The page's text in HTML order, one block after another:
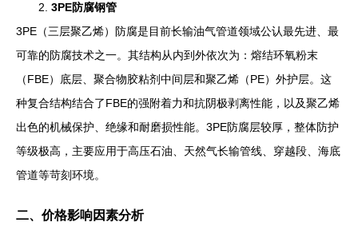
2. 3PE防腐钢管
3PE（三层聚乙烯）防腐是目前长输油气管道领域公认最先进、最
可靠的防腐技术之一。其结构从内到外依次为：熔结环氧粉末
（FBE）底层、聚合物胶粘剂中间层和聚乙烯（PE）外护层。这
种复合结构结合了FBE的强附着力和抗阴极剥离性能，以及聚乙烯
出色的机械保护、绝缘和耐磨损性能。3PE防腐层较厚，整体防护
等级极高，主要应用于高压石油、天然气长输管线、穿越段、海底
管道等苛刻环境。
二、价格影响因素分析